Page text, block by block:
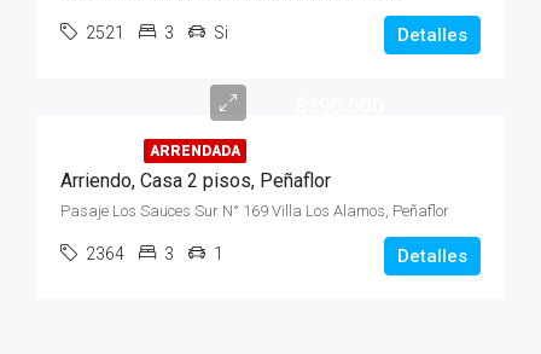
2521 3 Si Detalles
ARRENDADA
Arriendo, Casa 2 pisos, Peñaflor
Pasaje Los Sauces Sur N° 169 Villa Los Alamos, Peñaflor
2364 3 1 Detalles